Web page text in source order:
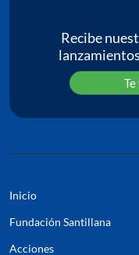
Recibe
Inicio
Fundación Santillana
Acciones